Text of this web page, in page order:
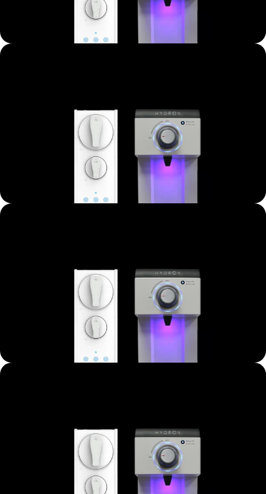
Megnézem
Megnézem
Megnézem